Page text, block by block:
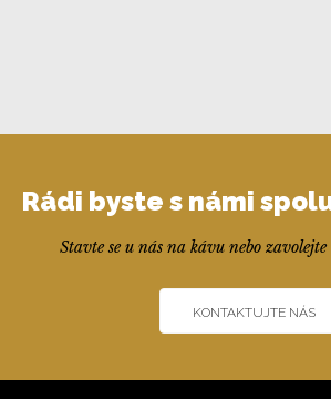
Rádi byste s námi
Stavte se u nás na kávu nebo zavolejte
KONTAKTUJTE NÁS